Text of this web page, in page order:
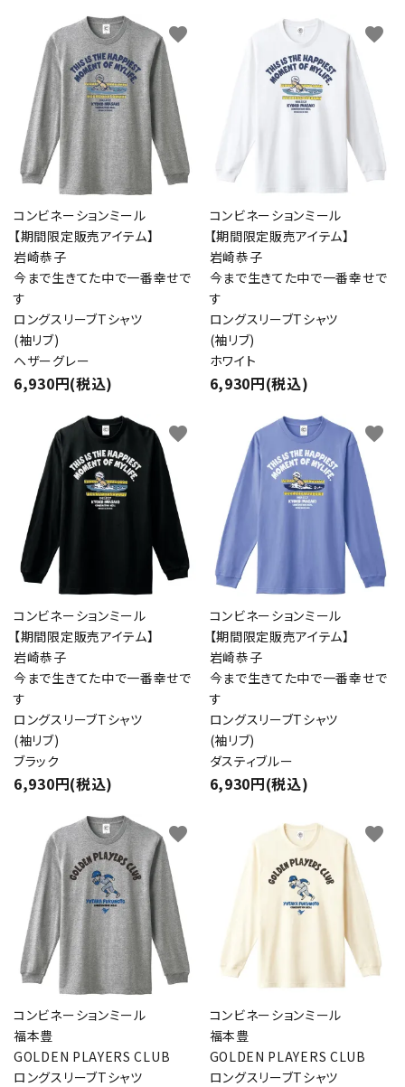
コンビネーションミール
【期間限定販売アイテム】
岩崎恭子
今まで生きてた中で一番幸せで
す
ロングスリーブTシャツ
(袖リブ)
ヘザーグレー
6,930円(税込)
favorite
コンビネーションミール
【期間限定販売アイテム】
岩崎恭子
今まで生きてた中で一番幸せで
す
ロングスリーブTシャツ
(袖リブ)
ホワイト
6,930円(税込)
favorite
コンビネーションミール
【期間限定販売アイテム】
岩崎恭子
今まで生きてた中で一番幸せで
す
ロングスリーブTシャツ
(袖リブ)
ブラック
6,930円(税込)
favorite
コンビネーションミール
【期間限定販売アイテム】
岩崎恭子
今まで生きてた中で一番幸せで
す
ロングスリーブTシャツ
(袖リブ)
ダスティブルー
6,930円(税込)
favorite
コンビネーションミール
福本豊
GOLDEN PLAYERS CLUB
ロングスリーブTシャツ
favorite
コンビネーションミール
福本豊
GOLDEN PLAYERS CLUB
ロングスリーブTシャツ
favorite